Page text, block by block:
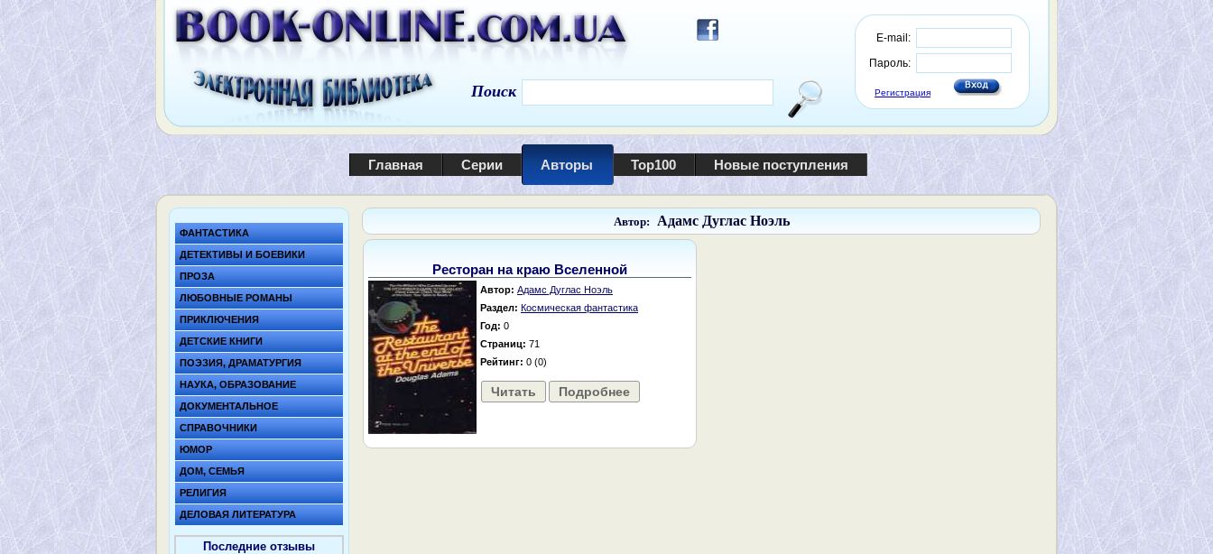
E-mail:
Пароль:
Регистрация
Поиск
Главная Серии Авторы Top100 Новые поступления
ФАНТАСТИКА
ДЕТЕКТИВЫ И БОЕВИКИ
ПРОЗА
ЛЮБОВНЫЕ РОМАНЫ
ПРИКЛЮЧЕНИЯ
ДЕТСКИЕ КНИГИ
ПОЭЗИЯ, ДРАМАТУРГИЯ
НАУКА, ОБРАЗОВАНИЕ
ДОКУМЕНТАЛЬНОЕ
СПРАВОЧНИКИ
ЮМОР
ДОМ, СЕМЬЯ
РЕЛИГИЯ
ДЕЛОВАЯ ЛИТЕРАТУРА
Последние отзывы
Автор: Адамс Дуглас Ноэль
Ресторан на краю Вселенной
Автор: Адамс Дуглас Ноэль
Раздел: Космическая фантастика
Год: 0
Страниц: 71
Рейтинг: 0 (0)
Читать Подробнее